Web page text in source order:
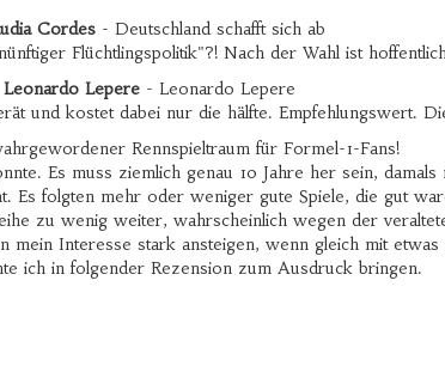
Cordes- Deutschland schafft sich ab
Flüchtlingspolitik"?! Nach der Wahl ist
Leonardo Lepere - Leonardo Lepere
und kostet dabei nur die hälfte. Empfehlungswert.
Rennspieltraum für Formel-1-Fans!
Es muss ziemlich genau 10 Jahre her sein,
Es folgten mehr oder weniger gute Spiele, die gut
zu wenig weiter, wahrscheinlich wegen der
Interesse stark ansteigen, wenn gleich mit
ich in folgender Rezension zum Ausdruck bringen.